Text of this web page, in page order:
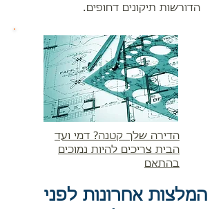
המלצות אחרונות לפני
הדירה שלך קטנה? דמי ועד
הבית צריכים להיות נמוכים
בהתאם
הדורשות תיקונים דחופים.